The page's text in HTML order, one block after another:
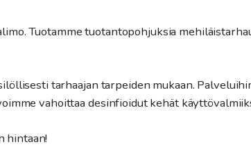
Tuotamme tuotantopohjuksia
tarhaajan tarpeiden mukaan.
vahoittaa desinfioidut kehät
hintaan!